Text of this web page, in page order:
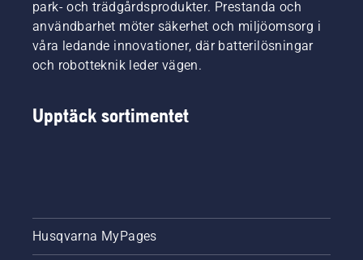
park- och trädgårdsprodukter. Prestanda och
användbarhet möter säkerhet och miljöomsorg i
våra ledande innovationer, där batterilösningar
och robotteknik leder vägen.
Upptäck sortimentet
Husqvarna MyPages